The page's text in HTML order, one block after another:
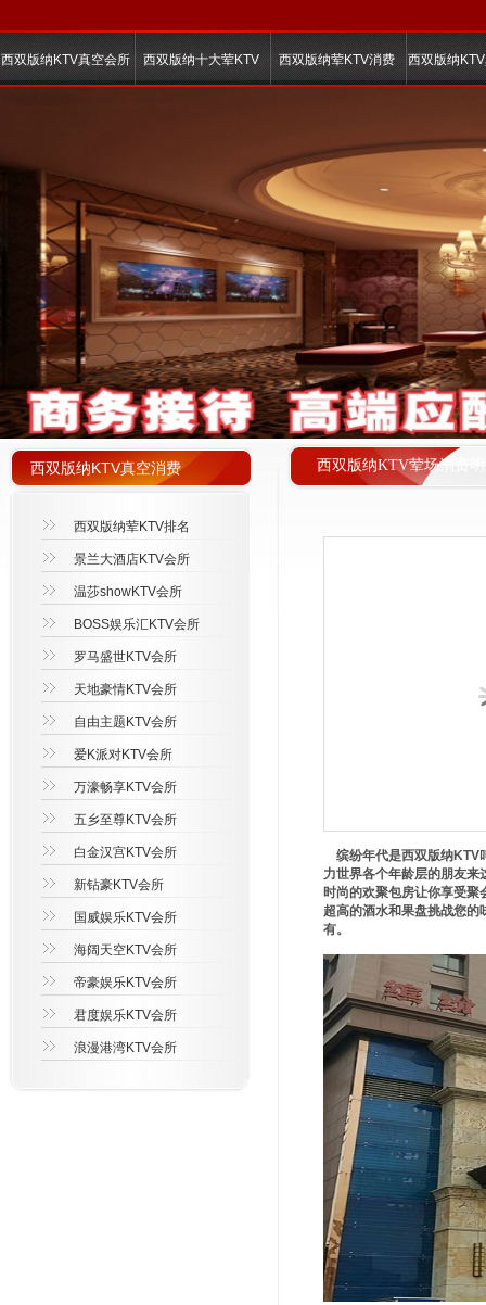
西双版纳KTV真空会所 西双版纳十大荤KTV 西双版纳荤KTV消费 西双版纳
西双版纳KTV荤场消费
西双版纳KTV真空消费
西双版纳荤KTV排名
景兰大酒店KTV会所
温莎showKTV会所
BOSS娱乐汇KTV会所
罗马盛世KTV会所
天地豪情KTV会所
自由主题KTV会所
爱K派对KTV会所
万濠畅享KTV会所
五乡至尊KTV会所
白金汉宫KTV会所
新钻豪KTV会所
国威娱乐KTV会所
海阔天空KTV会所
帝豪娱乐KTV会所
君度娱乐KTV会所
浪漫港湾KTV会所
缤纷年代是西双版纳KTV
力世界各个年龄层的朋友
时尚的欢聚包房让你享受
超高的酒水和果盘挑战您的
有。